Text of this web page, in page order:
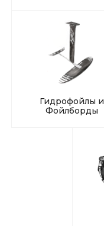
Гидрофойлы и
Фойлборды